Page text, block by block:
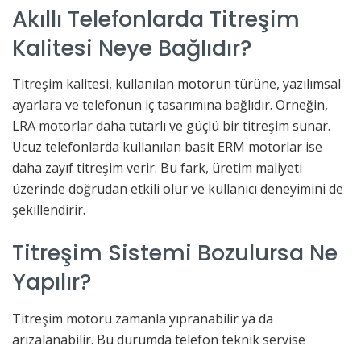
Akıllı Telefonlarda Titreşim
Kalitesi Neye Bağlıdır?
Titreşim kalitesi, kullanılan motorun türüne, yazılımsal
ayarlara ve telefonun iç tasarımına bağlıdır. Örneğin,
LRA motorlar daha tutarlı ve güçlü bir titreşim sunar.
Ucuz telefonlarda kullanılan basit ERM motorlar ise
daha zayıf titreşim verir. Bu fark, üretim maliyeti
üzerinde doğrudan etkili olur ve kullanıcı deneyimini de
şekillendirir.
Titreşim Sistemi Bozulursa Ne
Yapılır?
Titreşim motoru zamanla yıpranabilir ya da
arızalanabilir. Bu durumda telefon teknik servise